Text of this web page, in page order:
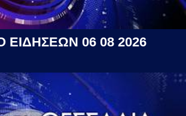
ΕΙΔΗΣΕΩΝ 06 08 2026